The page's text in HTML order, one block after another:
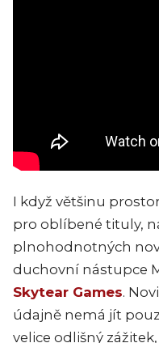
I když většinu
pro oblíbené tituly,
plnohodnotných
duchovní nástupce
Skytear Games.
údajně nemá jít
velice odlišný